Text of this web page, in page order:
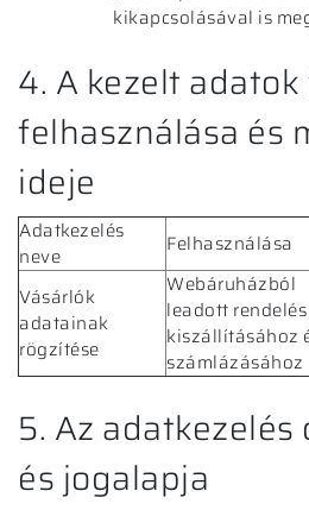
kikapcsolásával is
4. A kezelt
felhasználása és
ideje
Adatkezelés
neve
Felhasználása
Vásárlók
adatainak
rögzítése
Webáruházból
leadott rendelés
kiszállításához
számlázásához
5. Az adatkezelés
és jogalapja